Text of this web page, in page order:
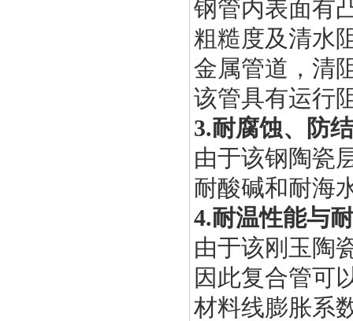
钢管内表面有
粗糙度及清水
金属管道，清
该管具有运行
3.耐腐蚀、防
由于该钢陶瓷
耐酸碱和耐海
4.耐温性能与
由于该刚玉陶
因此复合管可
材料线膨胀系